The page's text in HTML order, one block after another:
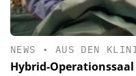
NEWS • AUS DEN
Hybrid-